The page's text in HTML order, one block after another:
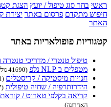
ראשי בחר סוג טיפול / יועץ הצגת
חיפוש מתקדם פרסום באתר יצירת
האתר
קטגוריות פופולאריות באתר
טיפול טנטרי / מדריכי טנטרה
מטפלים ב NLP נלפ (41690 גולשים ביממה האחרונה)
חנויות מיסטיקה / קריסטלים (26351 גולשים ביממה האחרונה)
הידרותרפיה / שחיה טיפולית (26157 גולשים ביממה האחרונה)
קריאה בקלפי טארוט /
האחרונה)